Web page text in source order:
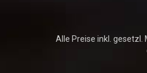
Alle Preise inkl. gesetzl.